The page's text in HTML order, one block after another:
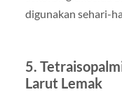
digunakan sehari-
5.
Larut Lemak